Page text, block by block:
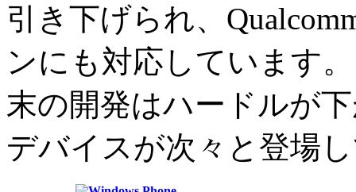
引き下げられ、
ンにも対応しています
末の開発はハードルが
デバイスが次々と登場